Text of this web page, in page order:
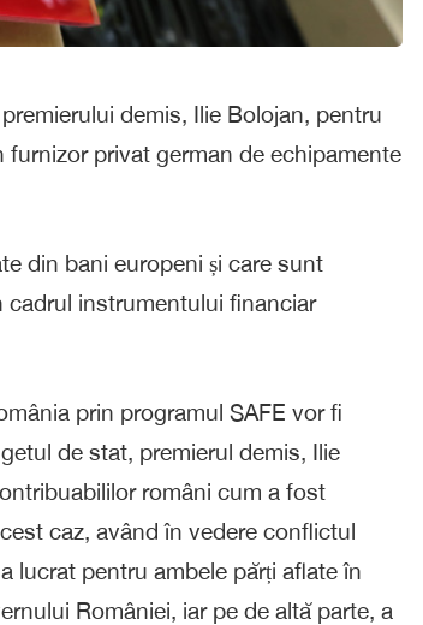
demis, Ilie Bolojan, pentru
furnizor privat german de echipamente
din bani europeni și care sunt
cadrul instrumentului financiar
prin programul SAFE vor fi
de stat, premierul demis, Ilie
români cum a fost
caz, având în vedere conflictul
lucrat pentru ambele părți aflate în
României, iar pe de altă parte, a